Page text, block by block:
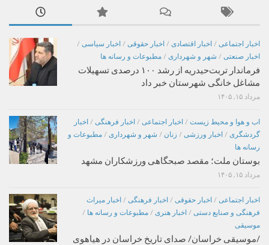
اخبار اجتماعی / اخبار اقتصادی / اخبار حقوقی / اخبار سیاسی /
اخبار صنعتی / شهر و شهرداری / مطبوعات و رسانه ها
فرماندار تربت‌حیدریه از رشد ۱۰۰ درصدی تسهیلات
مشاغل خانگی شهرستان خبر داد
مرداد ۱۵, ۱۴۰۵
اب و هوا و محیط زیست / اخبار اجتماعی / اخبار فرهنگی / اخبار
گردشگری / اخبار ورزشی / زنان / شهر و شهرداری / مطبوعات و
رسانه ها
بوستان ملت؛ مقصد صبحگاهی ورزشکاران مشهد
مرداد ۱۵, ۱۴۰۵
اخبار اجتماعی / اخبار حقوقی / اخبار فرهنگی / اخبار میراث
فرهنگی و صنایع دستی / اخبار هنری / مطبوعات و رسانه ها /
موسیقی
/موسیقی خراسان/ صدای تاریخ خراسان در هیاهوی